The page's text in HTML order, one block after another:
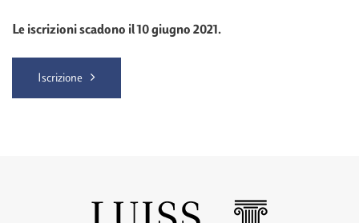
Le iscrizioni scadono il 10 giugno 2021.
Iscrizione